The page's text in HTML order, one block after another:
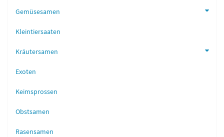
Gemüsesamen
Kleintiersaaten
Kräutersamen
Exoten
Keimsprossen
Obstsamen
Rasensamen